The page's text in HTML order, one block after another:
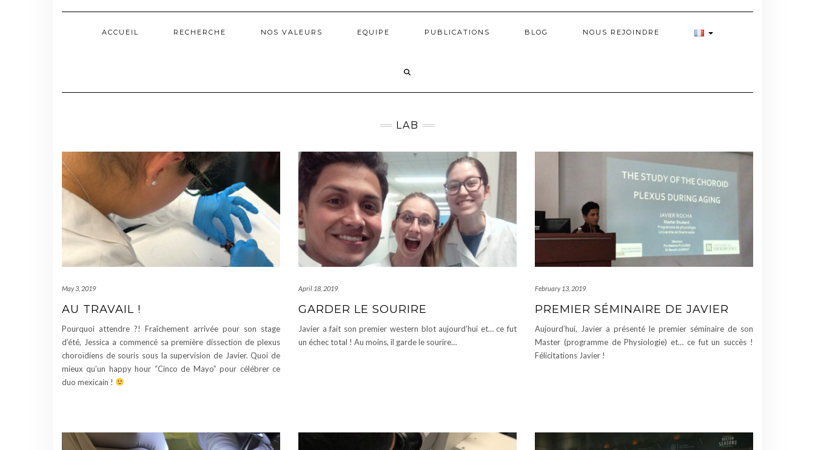
ACCUEIL RECHERCHE NOS VALEURS EQUIPE PUBLICATIONS BLOG NOUS REJOINDRE
LAB
May 3, 2019
AU TRAVAIL !
Pourquoi attendre ?! Fraîchement arrivée pour son stage
d’été, Jessica a commencé sa première dissection de plexus
choroïdiens de souris sous la supervision de Javier. Quoi de
mieux qu’un happy hour “Cinco de Mayo” pour célébrer ce
duo mexicain !
April 18, 2019
GARDER LE SOURIRE
Javier a fait son premier western blot aujourd’hui et… ce fut
un échec total ! Au moins, il garde le sourire…
February 13, 2019
PREMIER SÉMINAIRE DE JAVIER
Aujourd’hui, Javier a présenté le premier séminaire de son
Master (programme de Physiologie) et… ce fut un succès !
Félicitations Javier !